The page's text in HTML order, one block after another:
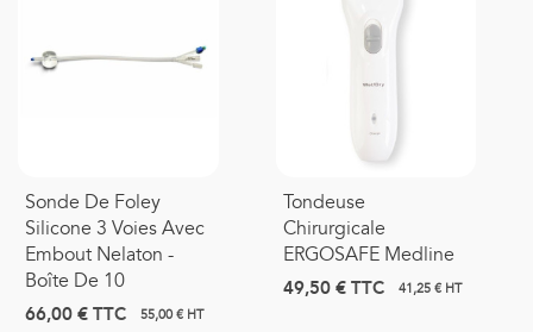
Sonde De Foley
Silicone 3 Voies Avec
Embout Nelaton -
Boîte De 10
66,00 €TTC 55,00 € HT
Tondeuse
Chirurgicale
ERGOSAFE Medline
49,50 €TTC 41,25 € HT